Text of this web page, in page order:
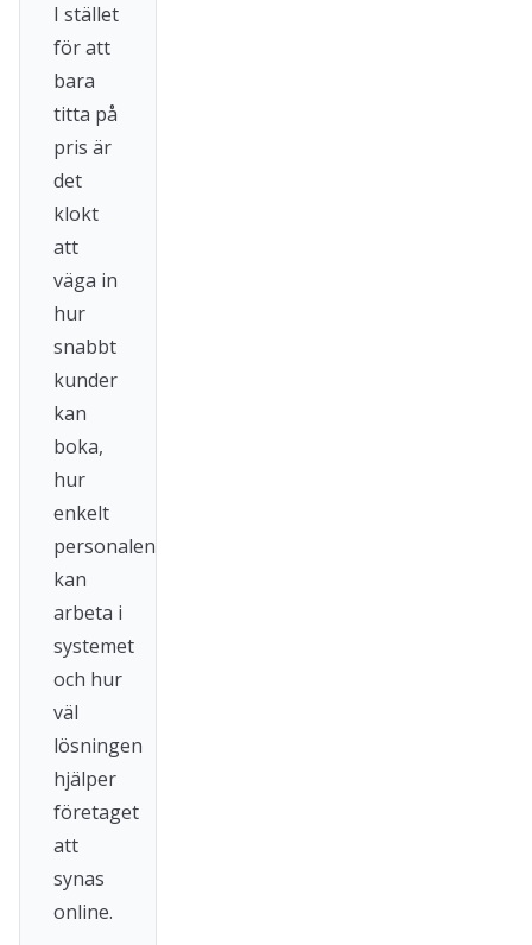
I stället
för att
bara
titta på
pris är
det
klokt
att
väga in
hur
snabbt
kunder
kan
boka,
hur
enkelt
personalen
kan
arbeta i
systemet
och hur
väl
lösningen
hjälper
företaget
att
synas
online.